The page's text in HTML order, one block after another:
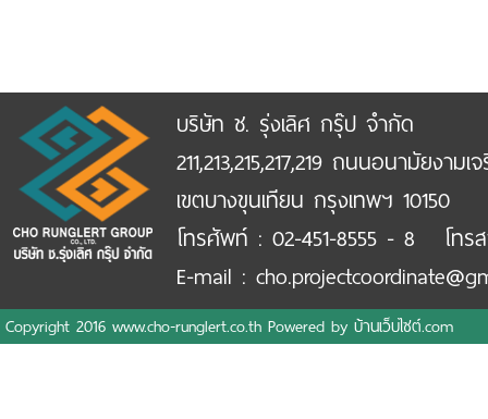
บริษัท ช. รุ่งเลิศ กรุ๊ป จำกัด
211,213,215,217,219 ถนนอนามัยงา
เขตบางขุนเทียน กรุงเทพฯ 10150
โทรศัพท์ : 02-451-8555 - 8 โทรส
E-mail :
Copyright 2016 www.cho-runglert.co.th Powered by บ้านเว็บไซต์.com